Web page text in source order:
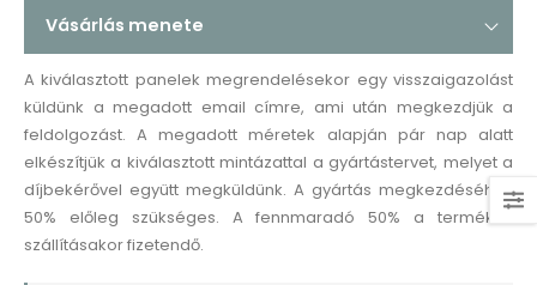
Vásárlás menete
A kiválasztott panelek megrendelésekor egy visszaigazolást
küldünk a megadott email címre, ami után megkezdjük a
feldolgozást. A megadott méretek alapján pár nap alatt
elkészítjük a kiválasztott mintázattal a gyártástervet, melyet a
díjbekérővel együtt megküldünk. A gyártás megkezdéséhez
50% előleg szükséges. A fennmaradó 50% a termékek
szállításakor fizetendő.